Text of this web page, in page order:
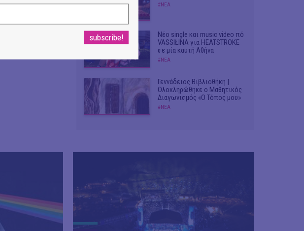
#ΝΕΑ
Νέο single και music video πό
VASSIŁINA για HEATSTROKE
σε μία καυτή Αθήνα
#ΝΕΑ
Γεννάδειος Βιβλιοθήκη |
Ολοκληρώθηκε ο Μαθητικός
Διαγωνισμός «Ο Τόπος μου»
#ΝΕΑ